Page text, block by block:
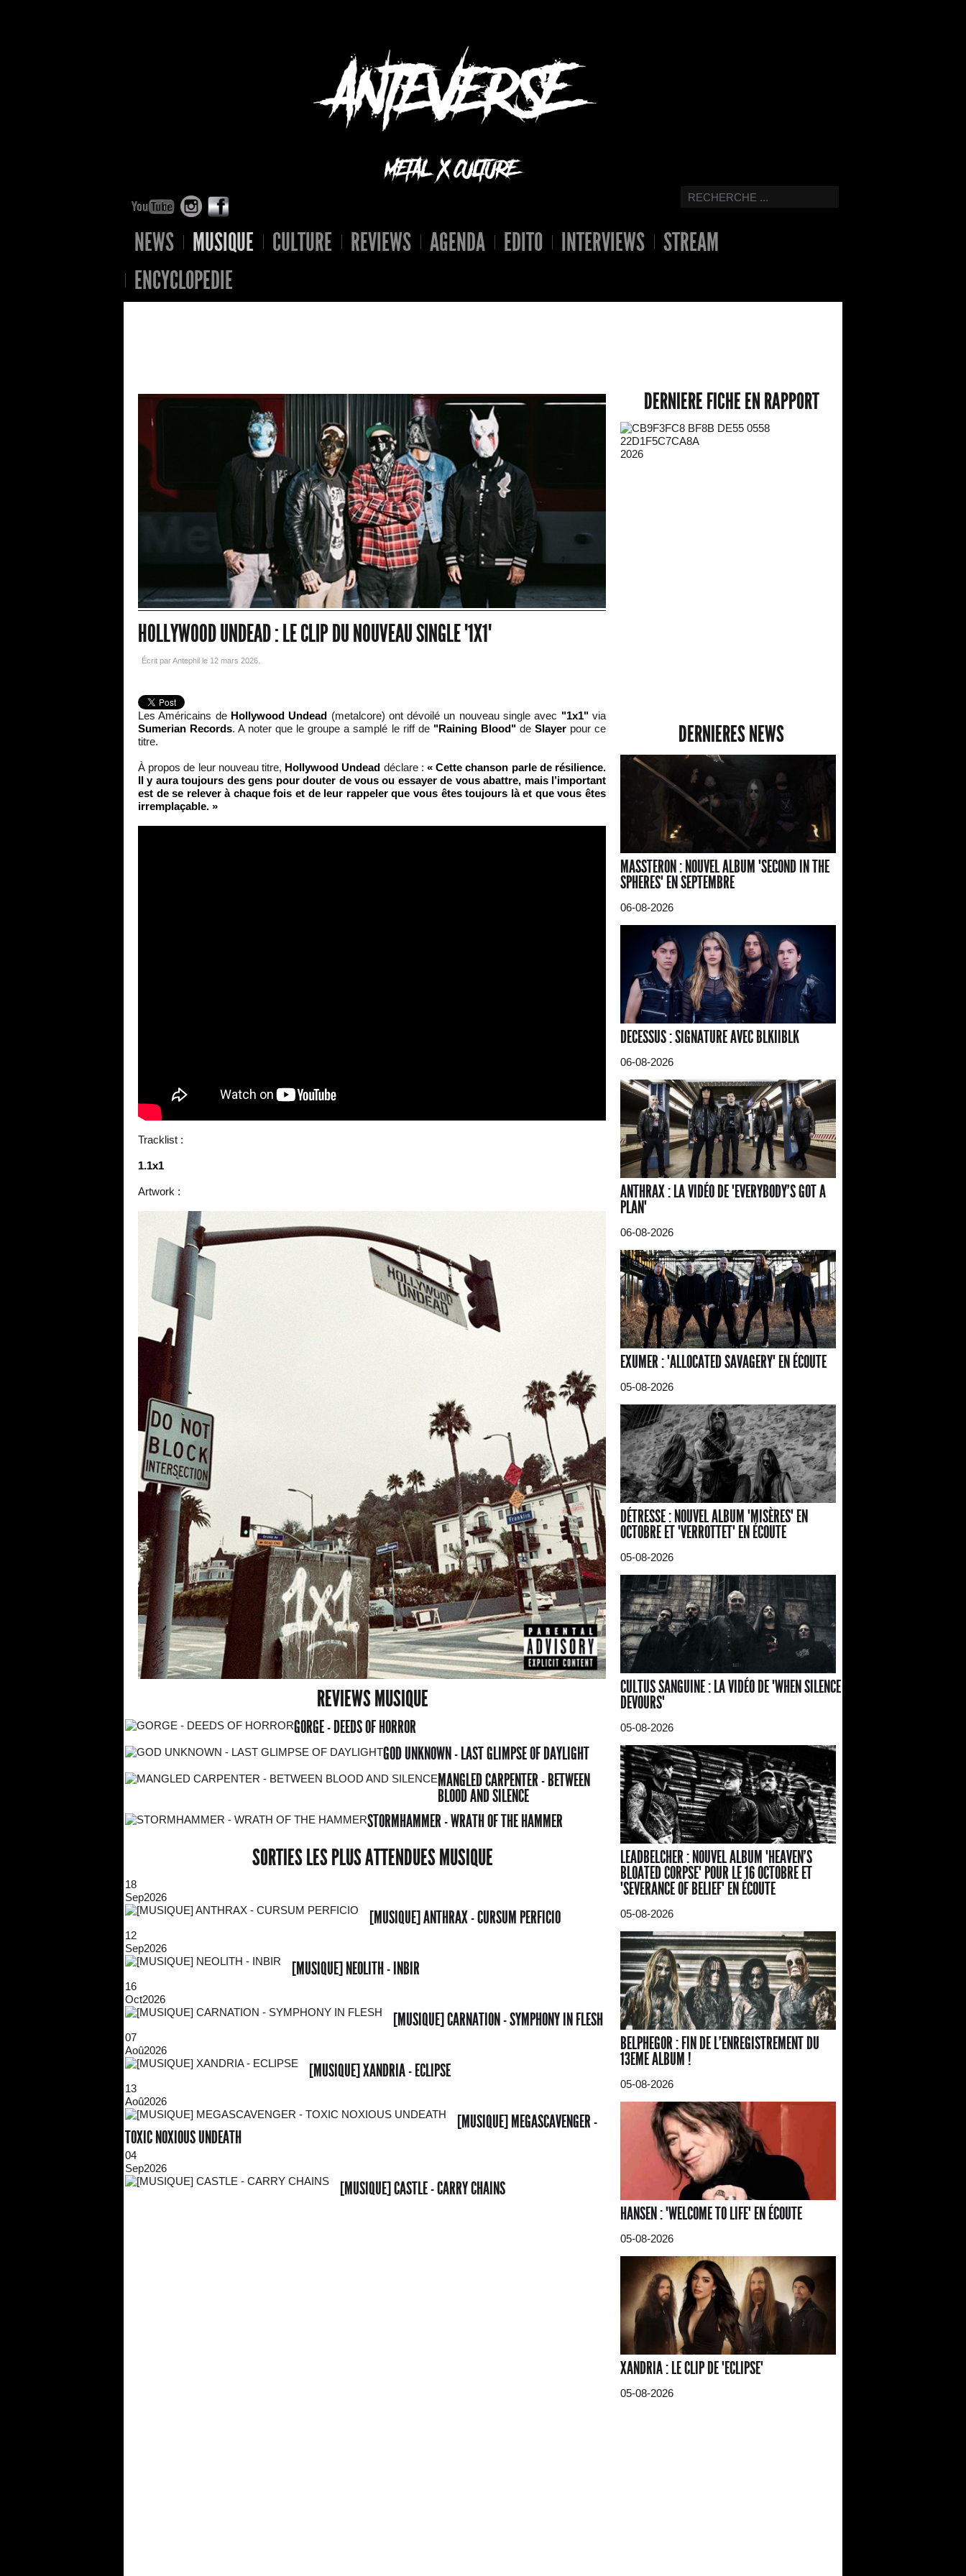
NEWS MUSIQUE CULTURE REVIEWS AGENDA EDITO INTERVIEWS
STREAM
ENCYCLOPEDIE
HOLLYWOOD UNDEAD : LE CLIP DU NOUVEAU SINGLE "1X1"
Écrit par Antephil le 12 mars 2026
Les Américains de Hollywood Undead (metalcore) ont dévoilé un nouveau single avec "1x1"via
Sumerian Records. A noter que le groupe a samplé le riff de "Raining Blood"deSlayerpour ce
titre.
À propos de leur nouveau titre, Hollywood Undead déclare :« Cette chanson parle de résilience.
Il y aura toujours des gens pour douter de vous ou essayer de vous abattre, mais l’important
est de se relever à chaque fois et de leur rappeler que vous êtes toujours là et que vous êtes
irremplaçable. »
Tracklist :
1.1x1
Artwork :
REVIEWS MUSIQUE
GORGE - DEEDS OF HORROR
GOD UNKNOWN - LAST GLIMPSE OF DAYLIGHT
MANGLED CARPENTER - BETWEEN
BLOOD AND SILENCE
STORMHAMMER - WRATH OF THE HAMMER
SORTIES LES PLUS ATTENDUES MUSIQUE
18
Sep2026
[MUSIQUE] ANTHRAX - CURSUM PERFICIO
12
Sep2026
[MUSIQUE] NEOLITH - INBIR
16
Oct2026
[MUSIQUE] CARNATION - SYMPHONY IN FLESH
07
Aoû2026
[MUSIQUE] XANDRIA - ECLIPSE
13
Aoû2026
[MUSIQUE] MEGASCAVENGER -
TOXIC NOXIOUS UNDEATH
04
Sep2026
[MUSIQUE] CASTLE - CARRY CHAINS
DERNIERE FICHE EN RAPPORT
2026
DERNIERES NEWS
MASSTERON : NOUVEL ALBUM "SECOND IN THE
SPHERES" EN SEPTEMBRE
06-08-2026
DECESSUS : SIGNATURE AVEC BLKIIBLK
06-08-2026
ANTHRAX : LA VIDÉO DE "EVERYBODY'S GOT A
PLAN"
06-08-2026
EXUMER : "ALLOCATED SAVAGERY" EN ÉCOUTE
05-08-2026
DÉTRESSE : NOUVEL ALBUM "MISÈRES" EN
OCTOBRE ET "VERROTTET" EN ÉCOUTE
05-08-2026
CULTUS SANGUINE : LA VIDÉO DE "WHEN SILENCE
DEVOURS"
05-08-2026
LEADBELCHER : NOUVEL ALBUM "HEAVEN'S
BLOATED CORPSE" POUR LE 16 OCTOBRE ET
"SEVERANCE OF BELIEF" EN ÉCOUTE
05-08-2026
BELPHEGOR : FIN DE L'ENREGISTREMENT DU
13EME ALBUM !
05-08-2026
HANSEN : "WELCOME TO LIFE" EN ÉCOUTE
05-08-2026
XANDRIA : LE CLIP DE "ECLIPSE"
05-08-2026